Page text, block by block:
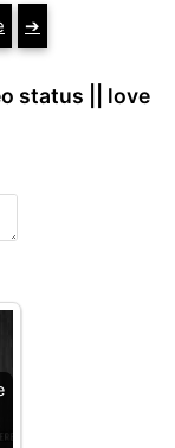
➔
status || love